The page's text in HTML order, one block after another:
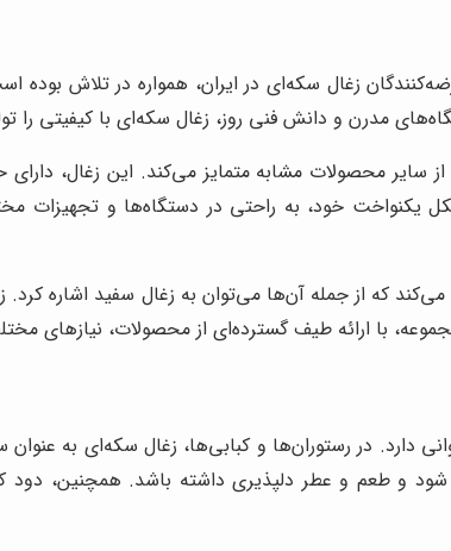
زغال سکه‌ای در ایران، همواره در تلاش
مدرن و دانش فنی روز، زغال سکه‌ای با کیفیتی را
سایر محصولات مشابه متمایز می‌کند. این زغال،
یکنواخت خود، به راحتی در دستگاه‌ها و تجهیزات
می‌کند که از جمله آن‌ها می‌توان به زغال سفید اشاره
با ارائه طیف گسترده‌ای از محصولات، نیازهای
دارد. در رستوران‌ها و کبابی‌ها، زغال سکه‌ای به
و طعم و عطر دلپذیری داشته باشد. همچنین، دود